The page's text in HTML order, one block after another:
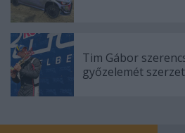
Tim Gábor
győzelemét